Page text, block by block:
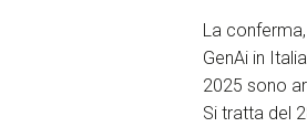
La
GenAi in
2025 sono
Si tratta del